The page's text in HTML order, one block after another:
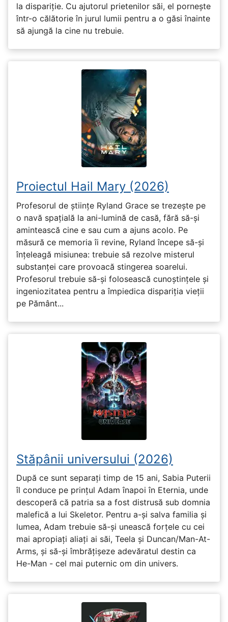
la dispariție. Cu ajutorul prietenilor săi, el pornește
într-o călătorie în jurul lumii pentru a o găsi înainte
să ajungă la cine nu trebuie.
Proiectul Hail Mary (2026)
Profesorul de științe Ryland Grace se trezește pe
o navă spațială la ani-lumină de casă, fără să-și
amintească cine e sau cum a ajuns acolo. Pe
măsură ce memoria îi revine, Ryland începe să-și
înțeleagă misiunea: trebuie să rezolve misterul
substanței care provoacă stingerea soarelui.
Profesorul trebuie să-și folosească cunoștințele și
ingeniozitatea pentru a împiedica dispariția vieții
pe Pământ...
Stăpânii universului (2026)
După ce sunt separați timp de 15 ani, Sabia Puterii
îl conduce pe prințul Adam înapoi în Eternia, unde
descoperă că patria sa a fost distrusă sub domnia
malefică a lui Skeletor. Pentru a-și salva familia și
lumea, Adam trebuie să-și unească forțele cu cei
mai apropiați aliați ai săi, Teela și Duncan/Man-At-
Arms, și să-și îmbrățișeze adevăratul destin ca
He-Man - cel mai puternic om din univers.